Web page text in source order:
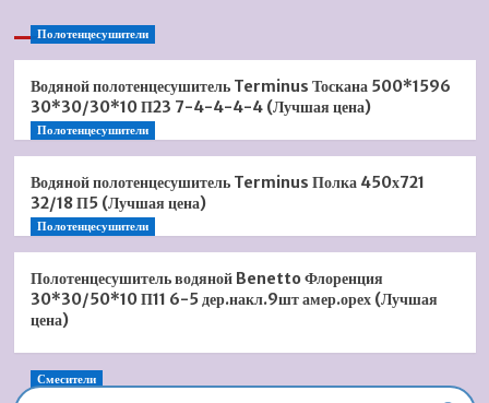
Полотенцесушители
Водяной полотенцесушитель Terminus Тоскана 500*1596
30*30/30*10 П23 7-4-4-4-4 (Лучшая цена)
Полотенцесушители
Водяной полотенцесушитель Terminus Полка 450х721
32/18 П5 (Лучшая цена)
Полотенцесушители
Полотенцесушитель водяной Benetto Флоренция
30*30/50*10 П11 6-5 дер.накл.9шт амер.орех (Лучшая
цена)
Смесители